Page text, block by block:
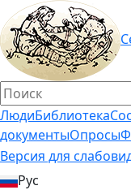
ЛюдиБиблиотека
документыОпросы
Версия для
Рус